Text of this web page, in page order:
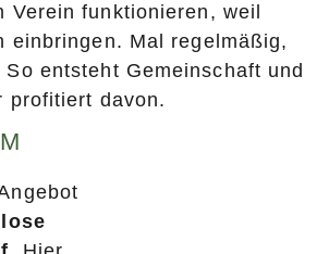
Verein funktionieren, weil
einbringen. Mal regelmäßig,
entsteht Gemeinschaft und
profitiert davon.